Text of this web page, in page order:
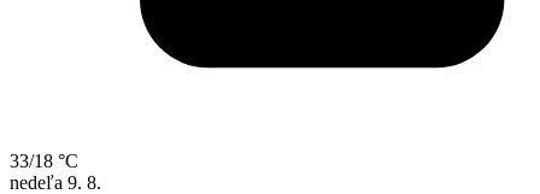
33/18 °C
nedeľa 9. 8.